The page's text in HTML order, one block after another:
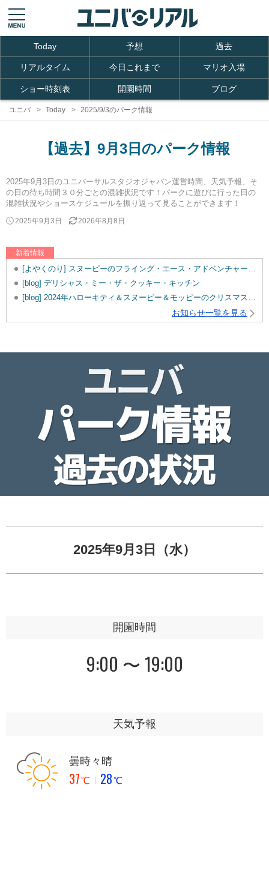
Today 予想 過去
リアルタイム 今日これまで マリオ入場
ショー時刻表 開園時間 ブログ
ユニバ Today 2025/9/3のパーク情報
【過去】9月3日のパーク情報
2025年9月3日のユニバーサルスタジオジャパン運営時間、天気予報、そ
の日の待ち時間３０分ごとの混雑状況です！パークに遊びに行った日の
混雑状況やショースケジュールを振り返って見ることができます！
2025年9月3日 2026年8月8日
新着情報
[よやくのり] スヌーピーのフライング・エース・アドベンチャーを追加しました。
[blog] デリシャス・ミー・ザ・クッキー・キッチン
[blog] 2024年ハローキティ＆スヌーピー＆モッピーのクリスマスグッズ♡
お知らせ一覧を見る
2025年9月3日（水）
開園時間
9:00 〜 19:00
天気予報
曇時々晴
37℃ 28℃